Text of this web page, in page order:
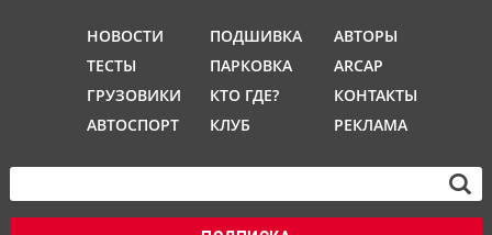
НОВОСТИ
ТЕСТЫ
ГРУЗОВИКИ
АВТОСПОРТ
ПОДШИВКА
ПАРКОВКА
КТО ГДЕ?
КЛУБ
АВТОРЫ
ARCAP
КОНТАКТЫ
РЕКЛАМА